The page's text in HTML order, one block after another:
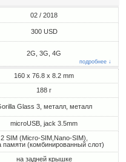
02 / 2018
300 USD
2G, 3G, 4G
подробнее ↓
160 x 76.8 x 8.2 mm
188 г
Glass 3, металл, металл
microUSB, jack 3.5mm
2 SIM (Micro-SIM,Nano-SIM),
памяти (комбинированный слот)
на задней крышке